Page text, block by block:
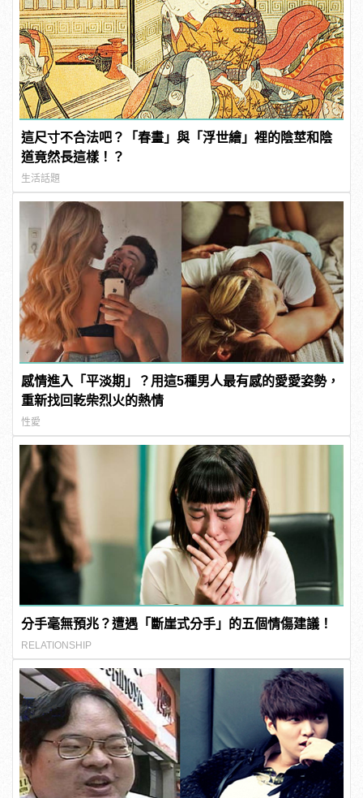
這尺寸不合法吧？「春畫」與「浮世繪」裡的陰莖和陰
道竟然長這樣！？
生活話題
感情進入「平淡期」？用這5種男人最有感的愛愛姿勢，
重新找回乾柴烈火的熱情
性愛
分手毫無預兆？遭遇「斷崖式分手」的五個情傷建議！
RELATIONSHIP